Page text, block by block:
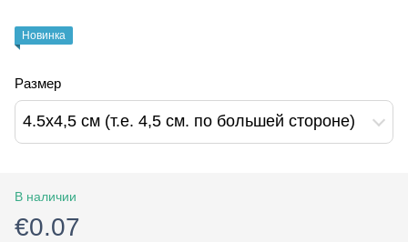
Новинка
Размер
4.5х4,5 см (т.е. 4,5 см. по большей стороне)
В наличии
€0.07